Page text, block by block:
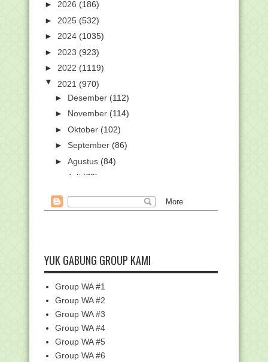
► 2026 (186)
► 2025 (532)
► 2024 (1035)
► 2023 (923)
► 2022 (1119)
▼ 2021 (970)
► Desember (112)
► November (114)
► Oktober (102)
► September (86)
► Agustus (84)
Juli (70)
►Mei(66)
▼Februari(71)
Kumpulan Kisi-kisi UM Mapel PAI dan
Unduh Kisi-kisi UM Bahasa Arab
Jenjang MA Tahun 2021
Unduh Kisi-kisi UM SKI Jenjang MA
Tahun 2021
Unduh Kisi-kisi UM Fikih Jenjang MA
Tahun 2021
YUK GABUNG GROUP KAMI
Group WA #1
Group WA #2
Group WA #3
Group WA #4
Group WA #5
Group WA #6